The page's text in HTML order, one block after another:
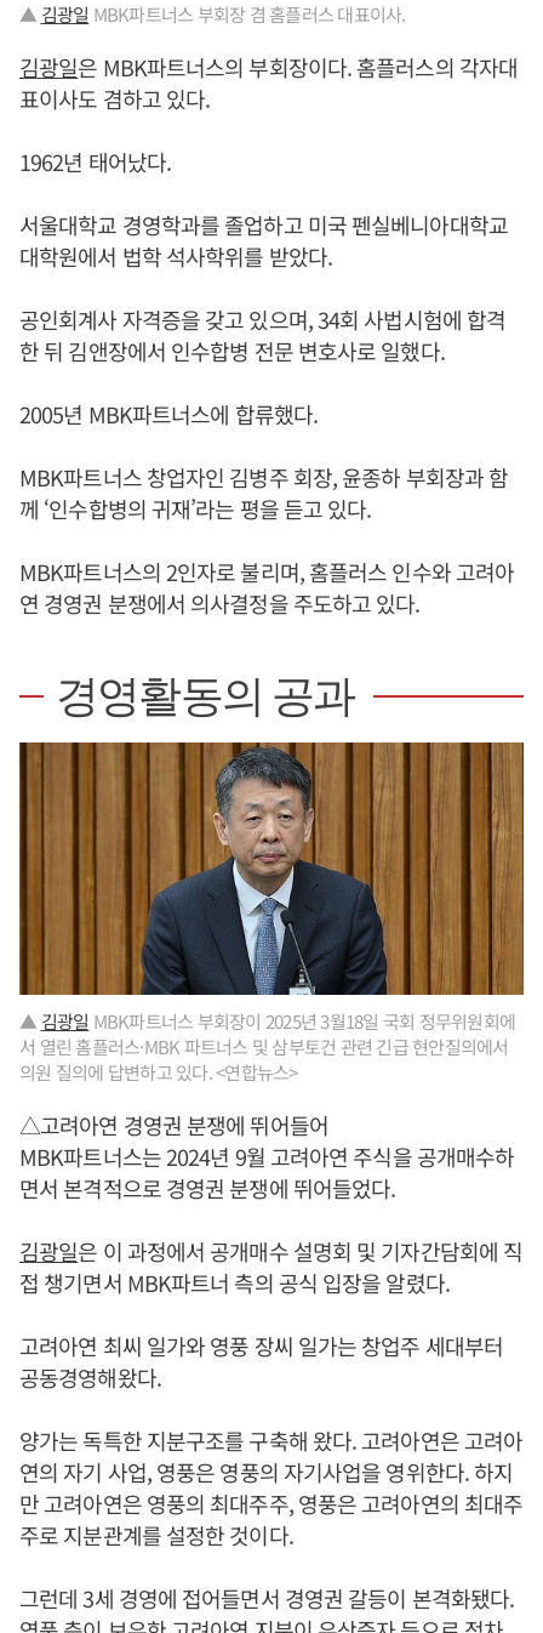
▲ 김광일 MBK파트너스 부회장 겸 홈플러스 대표이사.
김광일은 MBK파트너스의 부회장이다. 홈플러스의 각자대
표이사도 겸하고 있다.
1962년 태어났다.
서울대학교 경영학과를 졸업하고 미국 펜실베니아대학교
대학원에서 법학 석사학위를 받았다.
공인회계사 자격증을 갖고 있으며, 34회 사법시험에 합격
한 뒤 김앤장에서 인수합병 전문 변호사로 일했다.
2005년 MBK파트너스에 합류했다.
MBK파트너스 창업자인 김병주 회장, 윤종하 부회장과 함
께 ‘인수합병의 귀재’라는 평을 듣고 있다.
MBK파트너스의 2인자로 불리며, 홈플러스 인수와 고려아
연 경영권 분쟁에서 의사결정을 주도하고 있다.
경영활동의 공과
▲ 김광일 MBK파트너스 부회장이 2025년 3월18일 국회 정무위원회에
서 열린 홈플러스·MBK 파트너스 및 삼부토건 관련 긴급 현안질의에서
의원 질의에 답변하고 있다. <연합뉴스>
△고려아연 경영권 분쟁에 뛰어들어
MBK파트너스는 2024년 9월 고려아연 주식을 공개매수하
면서 본격적으로 경영권 분쟁에 뛰어들었다.
김광일은 이 과정에서 공개매수 설명회 및 기자간담회에 직
접 챙기면서 MBK파트너 측의 공식 입장을 알렸다.
고려아연 최씨 일가와 영풍 장씨 일가는 창업주 세대부터
공동경영해왔다.
양가는 독특한 지분구조를 구축해 왔다. 고려아연은 고려아
연의 자기 사업, 영풍은 영풍의 자기사업을 영위한다. 하지
만 고려아연은 영풍의 최대주주, 영풍은 고려아연의 최대주
주로 지분관계를 설정한 것이다.
그런데 3세 경영에 접어들면서 경영권 갈등이 본격화됐다.